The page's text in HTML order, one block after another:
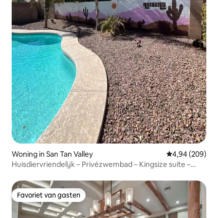
Woning in San Tan Valley Gemiddelde
4,94 (209)
Huisdiervriendelijk – Privézwembad – Kingsize suite –
Favoriet van gasten
Favoriet van gasten